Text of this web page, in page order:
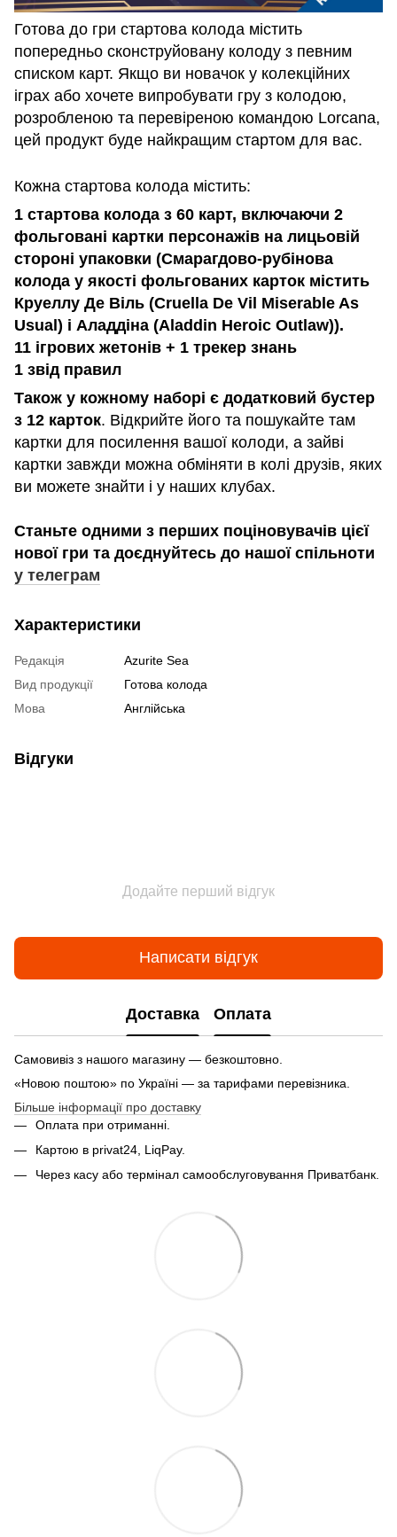
Готова до гри стартова колода містить
попередньо сконструйовану колоду з певним
списком карт. Якщо ви новачок у колекційних
іграх або хочете випробувати гру з колодою,
розробленою та перевіреною командою Lorcana,
цей продукт буде найкращим стартом для вас.
Кожна стартова колода містить:
1 стартова колода з 60 карт, включаючи 2
фольговані картки персонажів на лицьовій
стороні упаковки (Смарагдово-рубінова
колода у якості фольгованих карток містить
Круеллу Де Віль (Cruella De Vil Miserable As
Usual) і Аладдіна (Aladdin Heroic Outlaw)).
11 ігрових жетонів + 1 трекер знань
1 звід правил
Також у кожному наборі є додатковий бустер
з 12 карток. Відкрийте його та пошукайте там
картки для посилення вашої колоди, а зайві
картки завжди можна обміняти в колі друзів, яких
ви можете знайти і у наших клубах.
Станьте одними з перших поціновувачів цієї
нової гри та доєднуйтесь до нашої спільноти
у телеграм
Характеристики
Редакція
Azurite Sea
Вид продукції
Готова колода
Мова
Англійська
Відгуки
Додайте перший відгук
Написати відгук
Доставка Оплата
Самовивіз з нашого магазину — безкоштовно.
«Новою поштою» по Україні — за тарифами перевізника.
Більше інформації про доставку
Оплата при отриманні.
Картою в privat24, LiqPay.
Через касу або термінал самообслуговування Приватбанк.